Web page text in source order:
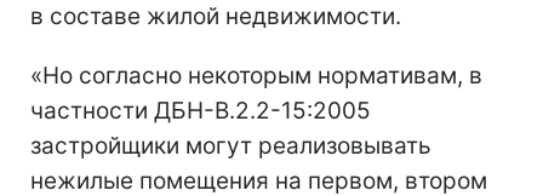
в составе жилой недвижимости.
«Но согласно некоторым нормативам, в
частности ДБН-В.2.2-15:2005
застройщики могут реализовывать
нежилые помещения на первом, втором